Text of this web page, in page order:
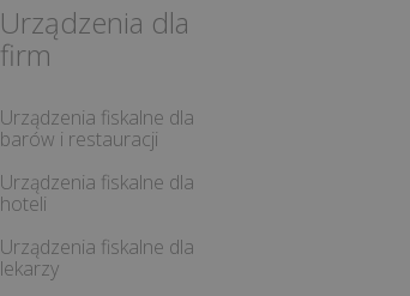
Urządzenia dla
firm
Urządzenia fiskalne dla
barów i restauracji
Urządzenia fiskalne dla
hoteli
Urządzenia fiskalne dla
lekarzy